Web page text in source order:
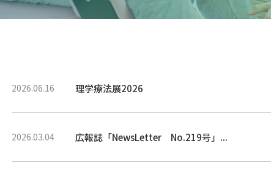
2026.06.16 理学療法展2026
2026.03.04 広報誌「NewsLetter No.219号」...